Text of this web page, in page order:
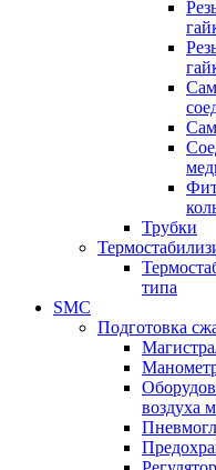
Трубки
типа
SMC
Подготовка
воздуха